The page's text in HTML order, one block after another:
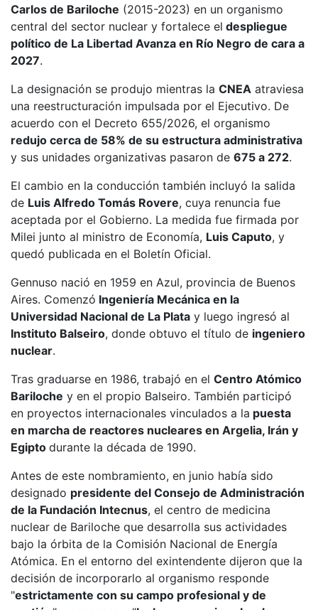
Carlos de Bariloche (2015-2023) en un organismo
central del sector nuclear y fortalece el despliegue
político de La Libertad Avanza en Río Negro de cara a
2027.
La designación se produjo mientras la CNEA atraviesa
una reestructuración impulsada por el Ejecutivo. De
acuerdo con el Decreto 655/2026, el organismo
redujo cerca de 58% de su estructura administrativa
y sus unidades organizativas pasaron de 675 a 272.
El cambio en la conducción también incluyó la salida
de Luis Alfredo Tomás Rovere, cuya renuncia fue
aceptada por el Gobierno. La medida fue firmada por
Milei junto al ministro de Economía, Luis Caputo, y
quedó publicada en el Boletín Oficial.
Gennuso nació en 1959 en Azul, provincia de Buenos
Aires. Comenzó Ingeniería Mecánica en la
Universidad Nacional de La Plata y luego ingresó al
Instituto Balseiro, donde obtuvo el título de ingeniero
nuclear.
Tras graduarse en 1986, trabajó en el Centro Atómico
Bariloche y en el propio Balseiro. También participó
en proyectos internacionales vinculados a la puesta
en marcha de reactores nucleares en Argelia, Irán y
Egipto durante la década de 1990.
Antes de este nombramiento, en junio había sido
designado presidente del Consejo de Administración
de la Fundación Intecnus, el centro de medicina
nuclear de Bariloche que desarrolla sus actividades
bajo la órbita de la Comisión Nacional de Energía
Atómica. En el entorno del exintendente dijeron que la
decisión de incorporarlo al organismo responde
"estrictamente con su campo profesional y de